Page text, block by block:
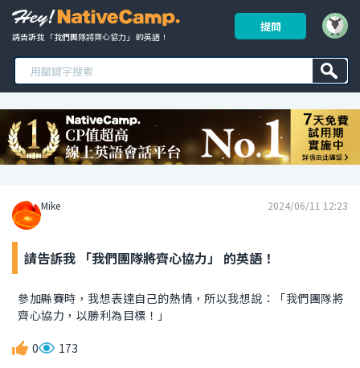
請告訴我 「我們團隊將齊心協力」 的英語！
提問
Mike 2024/06/11 12:23
請告訴我 「我們團隊將齊心協力」 的英語！
參加縣賽時，我想表達自己的熱情，所以我想說：「我們團隊將
齊心協力，以勝利為目標！」
0 173